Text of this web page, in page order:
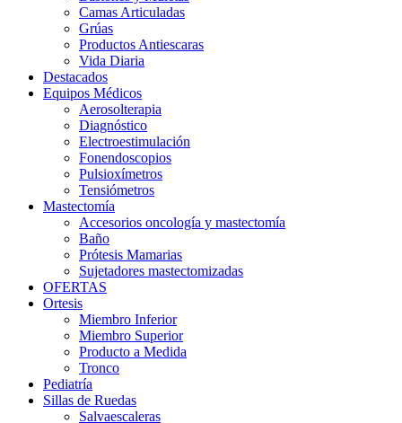
Camas Articuladas
Grúas
Productos Antiescaras
Vida Diaria
Destacados
Equipos Médicos
Aerosolterapia
Diagnóstico
Electroestimulación
Fonendoscopios
Pulsioxímetros
Tensiómetros
Mastectomía
Accesorios oncología y mastectomía
Baño
Prótesis Mamarias
Sujetadores mastectomizadas
OFERTAS
Ortesis
Miembro Inferior
Miembro Superior
Producto a Medida
Tronco
Pediatría
Sillas de Ruedas
Salvaescaleras